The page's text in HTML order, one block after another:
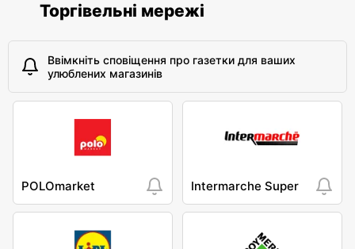
Торгівельні мережі
Ввімкніть сповіщення про газетки для ваших
улюблених магазинів
POLOmarket Intermarche Super